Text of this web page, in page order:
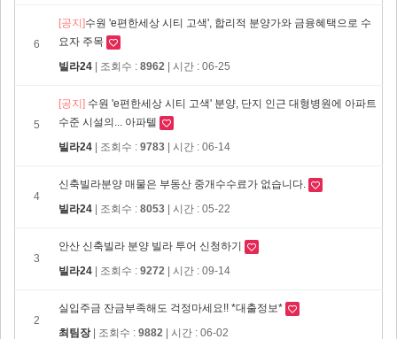
6
[공지]​수원 'e편한세상 시티 고색', 합리적 분양가와 금융혜택으로 수
요자 주목
빌라24 | 조회수 : 8962 | 시간 : 06-25
5
[공지] 수원 'e편한세상 시티 고색' 분양, 단지 인근 대형병원에 아파트
수준 시설의... 아파텔
빌라24 | 조회수 : 9783 | 시간 : 06-14
4
신축빌라분양 매물은 부동산 중개수수료가 없습니다.
빌라24 | 조회수 : 8053 | 시간 : 05-22
3
안산 신축빌라 분양 빌라 투어 신청하기
빌라24 | 조회수 : 9272 | 시간 : 09-14
2
실입주금 잔금부족해도 걱정마세요!! *대출정보*
최팀장| 조회수 : 9882 | 시간 : 06-02